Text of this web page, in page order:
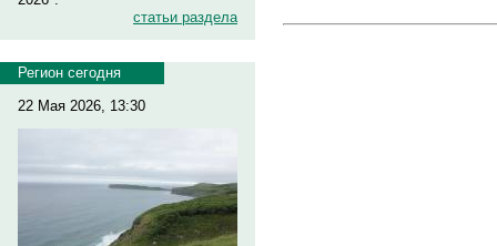
статьи раздела
Регион сегодня
22 Мая 2026, 13:30